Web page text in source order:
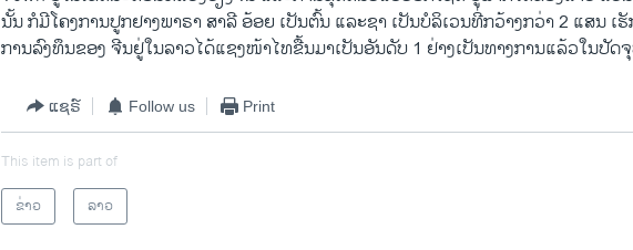
ນັ້ນ ກໍ​ມີ​ໂຄງການ​ປູກ​ຢາງພາຣາ ສາລີ ອ້ອຍ ​ເປັນ​ຕົ້ນ ​ແລະ​ຊາ​ ​ເປັນ​ບໍລິ​ເວນ​ທີ່​ກວ້າງ​ກວ່າ 2 ​ແສນ ​ເ
ການ​ລົງທຶນ​ຂອງ ຈີນ​ຢູ່​ໃນ​ລາວ​ໄດ້​ແຊງ​ໜ້າ​ໄທ​ຂື້ນ​ມາ​ເປັນອັນ​ດັບ 1 ຢ່າງ​ເປັນ​ທາງ​ການ​ແລ້ວ​ໃນ​ປັດ
ແຊຣ໌ Follow us Print
This item is part of
ຂ່າວ
ລາວ